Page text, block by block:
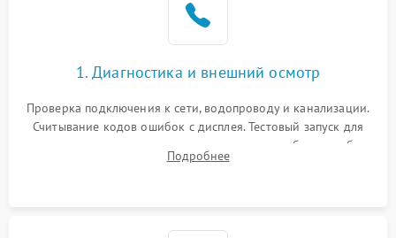
1. Диагностика и внешний осмотр
Проверка подключения к сети, водопроводу и канализации.
Считывание кодов ошибок с дисплея. Тестовый запуск для
выявления посторонних шумов, протечек или сбоев в работе
электронного модуля управления.
Подробнее